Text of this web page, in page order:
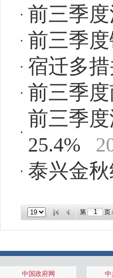
前三季
前三季
宿迁多
前三季
前三季
25.4%
泰兴金
第 页
中国政府网 中